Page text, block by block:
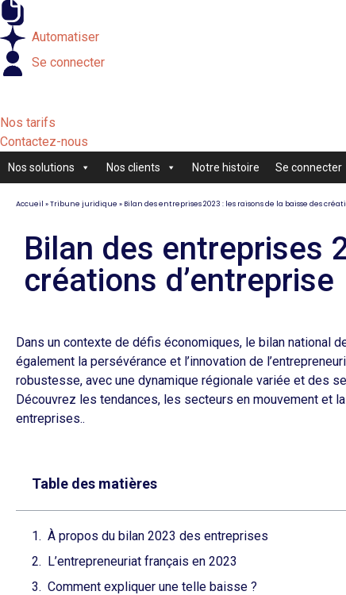
Automatiser
Se connecter
Nos tarifs
Contactez-nous
Nos solutions Nos clients Notre histoire Se connecter
Accueil »Tribune juridique » Bilan des entreprises 2023 : les raisons de la baisse des
Bilan des entreprises
créations d’entreprise
Dans un contexte de défis économiques, le bilan national
également la persévérance et l’innovation de
robustesse, avec une dynamique régionale variée et des
Découvrez les tendances, les secteurs en mouvement et
entreprises..
Table des matières
À propos du bilan 2023 des entreprises
L’entrepreneuriat français en 2023
Comment expliquer une telle baisse ?